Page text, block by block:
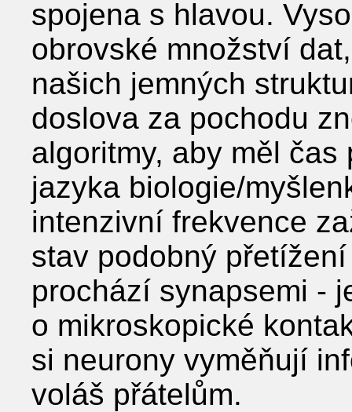
spojena s hlavou.
obrovské množství
našich jemných
doslova za pochodu
algoritmy, aby měl
jazyka biologie/
intenzivní frekvence
stav podobný
prochází synapsemi -
o mikroskopické
si neurony vyměňují
voláš přátelům.